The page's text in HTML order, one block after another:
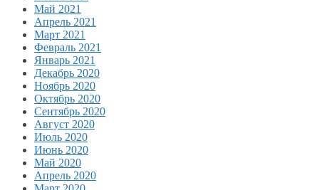
Май 2021
Апрель 2021
Март 2021
Февраль 2021
Январь 2021
Декабрь 2020
Ноябрь 2020
Октябрь 2020
Сентябрь 2020
Август 2020
Июль 2020
Июнь 2020
Май 2020
Апрель 2020